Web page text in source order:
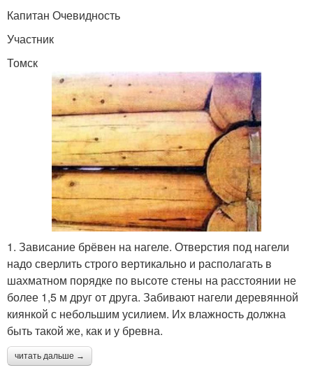
Капитан Очевидность
Участник
Томск
1. Зависание брёвен на нагеле. Отверстия под нагели
надо сверлить строго вертикально и располагать в
шахматном порядке по высоте стены на расстоянии не
более 1,5 м друг от друга. Забивают нагели деревянной
киянкой с небольшим усилием. Их влажность должна
быть такой же, как и у бревна.
читать дальше →